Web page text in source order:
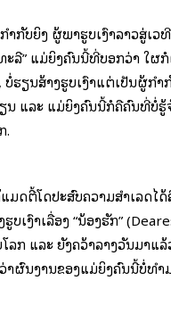
ກັບຍິງ ຜູ້ພາຮູບເງົາລາວສູ່ເວ
ະລີ” ແມ່ຍິງຄົນນີ້ທີ່ບອກວ່າ ໃຜ
ຮຽນສ້າງຮູບເງົາແຕ່ເປັນຜູ້ກໍາ
ນ ແລະ ແມ່ຍິງຄົນນີ້ກໍຄືຄົນທີ່ບໍ່ຮູ້
.
ມັດຕີ້ໂດປະສົບຄວາມສໍາເລັດໄ
ເງົາເລື່ອງ “ນ້ອງຮັກ”
ລກ ແລະ ຍັງຄວ້າລາງວັນມາແ
າຜົນງານຂອງແມ່ຍິງຄົນນີ້ບໍ່ທໍ